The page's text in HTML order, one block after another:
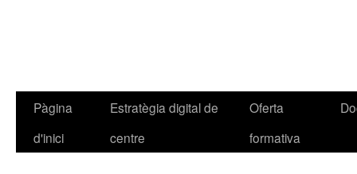
Vés
Pàgina
d'inici
Estratègia digital de
centre
Oferta
formativa